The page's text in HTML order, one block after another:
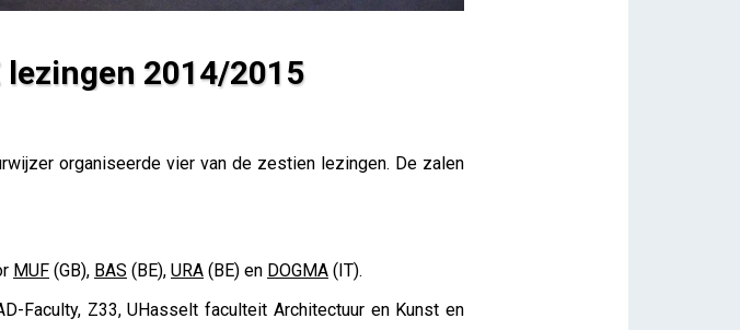
2014/2015
organiseerde vier van de zestien lezingen. De zalen
MUF (GB), BAS (BE), URA (BE) en DOGMA (IT).
Faculty, Z33, UHasselt faculteit Architectuur en Kunst en